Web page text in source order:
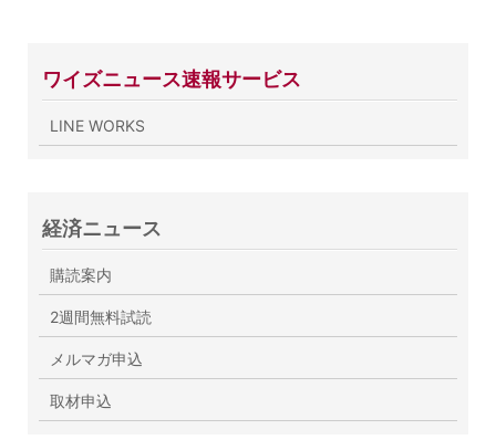
ワイズニュース速報サービス
LINE WORKS
経済ニュース
購読案内
2週間無料試読
メルマガ申込
取材申込